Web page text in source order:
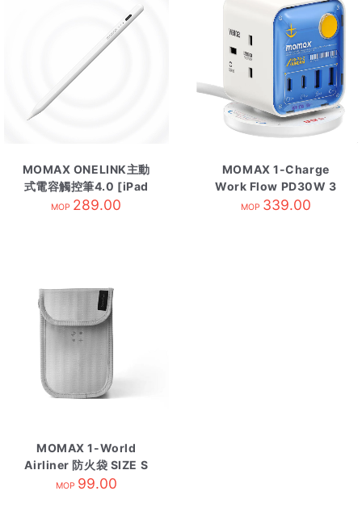
MOMAX ONELINK主動
式電容觸控筆4.0 [iPad
專用]
MOP 289.00
MOMAX 1-Charge
Work Flow PD30W 3
位拖板2A2C 高達系列-
MOP 339.00
MOMAX 1-World
Airliner 防火袋 SIZE S
淺灰
MOP 99.00